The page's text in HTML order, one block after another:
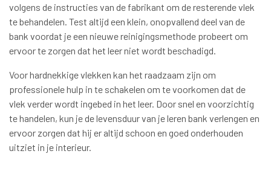
volgens de instructies van de fabrikant om de resterende vlek
te behandelen. Test altijd een klein, onopvallend deel van de
bank voordat je een nieuwe reinigingsmethode probeert om
ervoor te zorgen dat het leer niet wordt beschadigd.
Voor hardnekkige vlekken kan het raadzaam zijn om
professionele hulp in te schakelen om te voorkomen dat de
vlek verder wordt ingebed in het leer. Door snel en voorzichtig
te handelen, kun je de levensduur van je leren bank verlengen en
ervoor zorgen dat hij er altijd schoon en goed onderhouden
uitziet in je interieur.